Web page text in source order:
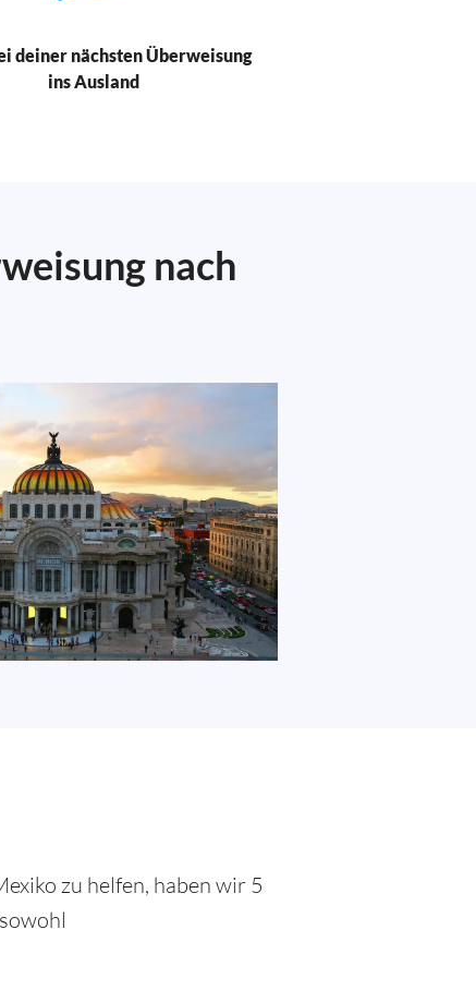
deiner nächsten Überweisung
ins Ausland
nach
zu helfen, haben wir 5